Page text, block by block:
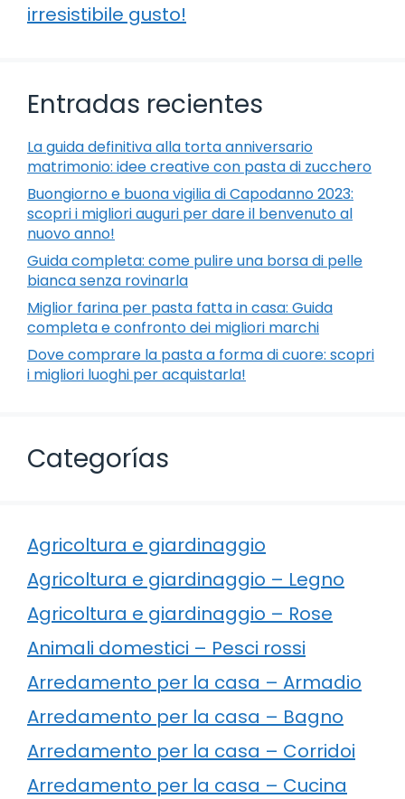
irresistibile gusto!
Entradas recientes
La guida definitiva alla torta anniversario
matrimonio: idee creative con pasta di zucchero
Buongiorno e buona vigilia di Capodanno 2023:
scopri i migliori auguri per dare il benvenuto al
nuovo anno!
Guida completa: come pulire una borsa di pelle
bianca senza rovinarla
Miglior farina per pasta fatta in casa: Guida
completa e confronto dei migliori marchi
Dove comprare la pasta a forma di cuore: scopri
i migliori luoghi per acquistarla!
Categorías
Agricoltura e giardinaggio
Agricoltura e giardinaggio – Legno
Agricoltura e giardinaggio – Rose
Animali domestici – Pesci rossi
Arredamento per la casa – Armadio
Arredamento per la casa – Bagno
Arredamento per la casa – Corridoi
Arredamento per la casa – Cucina